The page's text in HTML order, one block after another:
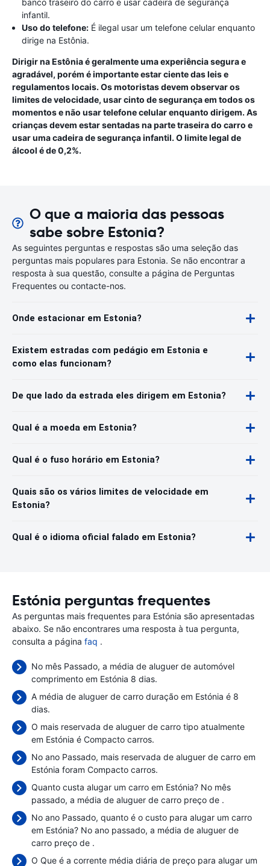
banco traseiro do carro e usar cadeira de segurança
infantil.
Uso do telefone: É ilegal usar um telefone celular enquanto
dirige na Estônia.
Dirigir na Estônia é geralmente uma experiência segura e
agradável, porém é importante estar ciente das leis e
regulamentos locais. Os motoristas devem observar os
limites de velocidade, usar cinto de segurança em todos os
momentos e não usar telefone celular enquanto dirigem. As
crianças devem estar sentadas na parte traseira do carro e
usar uma cadeira de segurança infantil. O limite legal de
álcool é de 0,2%.
O que a maioria das pessoas
sabe sobre Estonia?
As seguintes perguntas e respostas são uma seleção das
perguntas mais populares para Estonia. Se não encontrar a
resposta à sua questão, consulte a página de Perguntas
Frequentes ou contacte-nos.
Onde estacionar em Estonia?
Existem estradas com pedágio em Estonia e
como elas funcionam?
De que lado da estrada eles dirigem em Estonia?
Qual é a moeda em Estonia?
Qual é o fuso horário em Estonia?
Quais são os vários limites de velocidade em
Estonia?
Qual é o idioma oficial falado em Estonia?
Estónia perguntas frequentes
As perguntas mais frequentes para Estónia são apresentadas
abaixo. Se não encontrares uma resposta à tua pergunta,
consulta a página faq .
No mês Passado, a média de aluguer de automóvel
comprimento em Estónia 8 dias.
A média de aluguer de carro duração em Estónia é 8
dias.
O mais reservada de aluguer de carro tipo atualmente
em Estónia é Compacto carros.
No ano Passado, mais reservada de aluguer de carro em
Estónia foram Compacto carros.
Quanto custa alugar um carro em Estónia? No mês
passado, a média de aluguer de carro preço de .
No ano Passado, quanto é o custo para alugar um carro
em Estónia? No ano passado, a média de aluguer de
carro preço de .
O Que é a corrente média diária de preço para alugar um